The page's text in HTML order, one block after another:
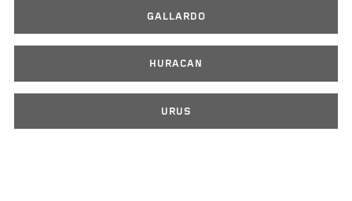
GALLARDO
HURACAN
URUS